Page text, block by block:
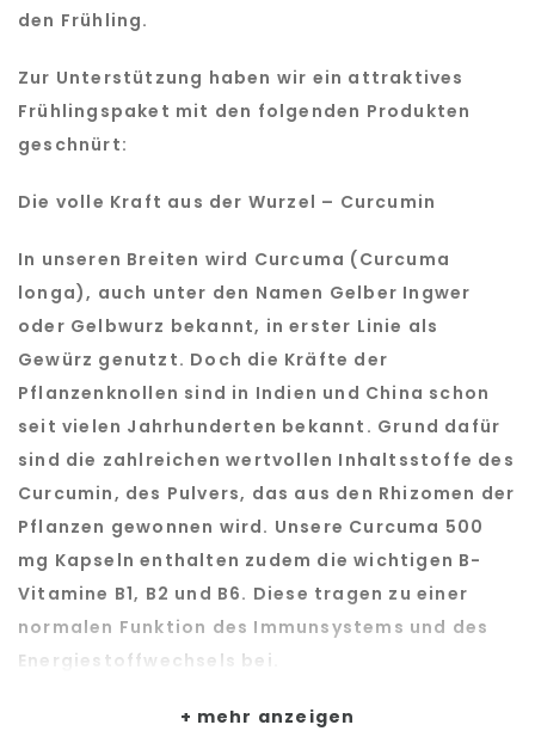
den Frühling.
Zur Unterstützung haben wir ein attraktives
Frühlingspaket mit den folgenden Produkten
geschnürt:
Die volle Kraft aus der Wurzel – Curcumin
In unseren Breiten wird Curcuma (Curcuma
longa), auch unter den Namen Gelber Ingwer
oder Gelbwurz bekannt, in erster Linie als
Gewürz genutzt. Doch die Kräfte der
Pflanzenknollen sind in Indien und China schon
seit vielen Jahrhunderten bekannt. Grund dafür
sind die zahlreichen wertvollen Inhaltsstoffe des
Curcumin, des Pulvers, das aus den Rhizomen der
Pflanzen gewonnen wird. Unsere Curcuma 500
mg Kapseln enthalten zudem die wichtigen B-
Vitamine B1, B2 und B6. Diese tragen zu einer
normalen Funktion des Immunsystems und des
Energiestoffwechsels bei.
Für einen ausgeglichenen Magnesiumhaushalt –
mehr anzeigen